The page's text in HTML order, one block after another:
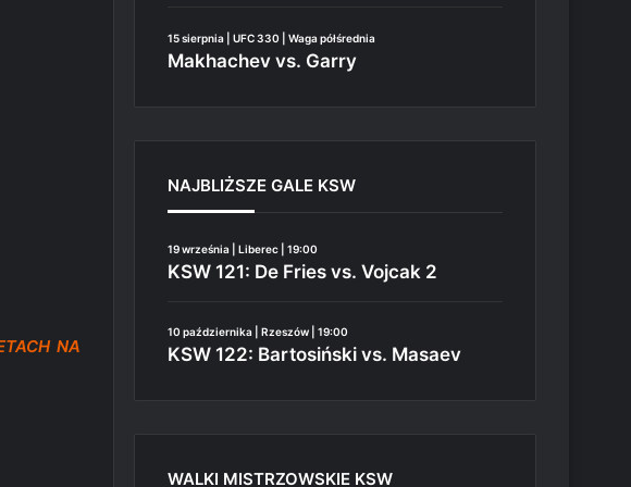
NA
15 sierpnia | UFC 330 | Waga półśrednia
Makhachev vs. Garry
NAJBLIŻSZE GALE KSW
19 września | Liberec | 19:00
KSW 121: De Fries vs. Vojcak 2
10 października | Rzeszów | 19:00
KSW 122: Bartosiński vs. Masaev
WALKI MISTRZOWSKIE KSW